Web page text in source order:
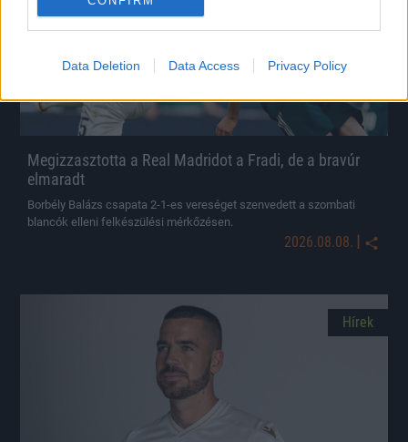
Data Deletion Data Access Privacy Policy
Megizzasztotta a Real Madridot a Fradi, de a bravúr
elmaradt
Borbély Balázs csapata 2-1-es vereséget szenvedett a szombati
blancók elleni felkészülési mérkőzésen.
2026.08.08. |
Hírek